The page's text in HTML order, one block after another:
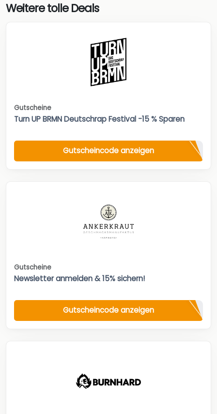
Weitere tolle Deals
Gutscheine
Turn UP BRMN Deutschrap Festival -15 % Sparen
Gutscheincode anzeigen
Gutscheine
Newsletter anmelden & 15% sichern!
Gutscheincode anzeigen